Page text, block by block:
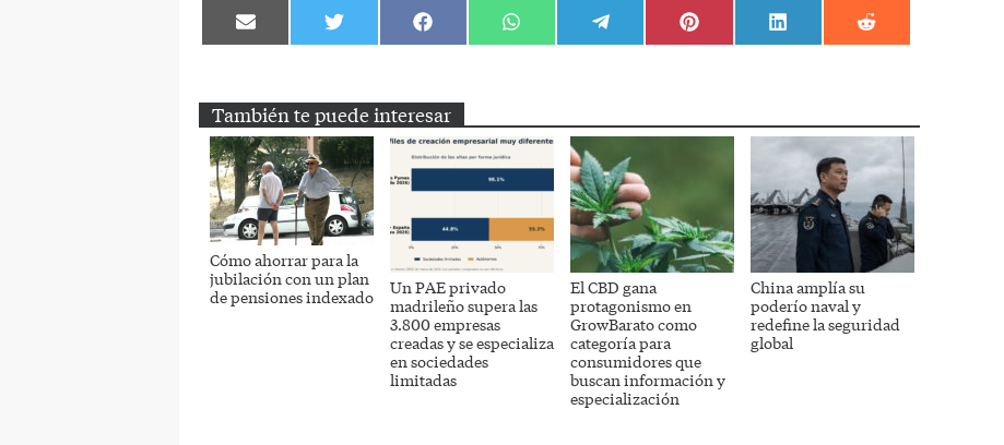
Compartir
en
Compartir
en
Compartir
en
Compartir
en
Compartir
en
Compartir
en
Compartir
en
Compartir
en
También te puede interesar
Cómo ahorrar para la
jubilación con un plan
de pensiones indexado
Un PAE privado
madrileño supera las
3.800 empresas
creadas y se especializa
en sociedades
limitadas
El CBD gana
protagonismo en
GrowBarato como
categoría para
consumidores que
buscan información y
especialización
China amplía su
poderío naval y
redefine la seguridad
global